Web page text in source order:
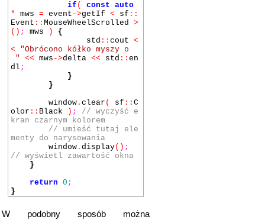
if ( const auto
* mws = event ->getIf < sf ::
Event :: MouseWheelScrolled >
() ; mws ) {
std :: cout <
< "Obrócono kółko myszy o
" << mws ->delta << std :: en
dl ;
}
}
window . clear ( sf :: C
olor :: Black ) ; // wyczyść e
kran czarnym kolorem
// umieść tutaj ele
menty do narysowania
window . display() ;
// wyświetl zawartość okna
}
return 0 ;
}
W podobny sposób można